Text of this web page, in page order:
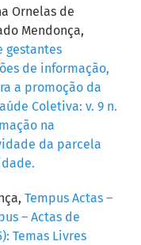
Ornelas de
Mendonça,
gestantes
de informação,
a promoção da
Coletiva: v. 9 n.
na
da parcela
Tempus Actas –
– Actas de
Temas Livres